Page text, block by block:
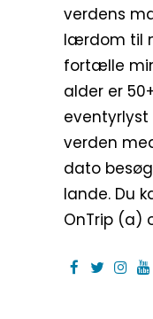
verdens
lærdom til
fortælle
alder er
eventyrlyst
verden
dato
lande. Du
OnTrip (a)